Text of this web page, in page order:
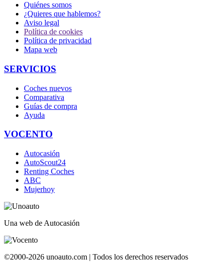
Quiénes somos
¿Quieres que hablemos?
Aviso legal
Política de cookies
Política de privacidad
Mapa web
SERVICIOS
Coches nuevos
Comparativa
Guías de compra
Ayuda
VOCENTO
Autocasión
AutoScout24
Renting Coches
ABC
Mujerhoy
Una web de Autocasión
©2000-2026 unoauto.com | Todos los derechos reservados